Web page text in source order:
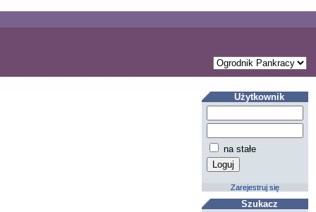
Użytkownik
na stałe
Zarejestruj się
Szukacz